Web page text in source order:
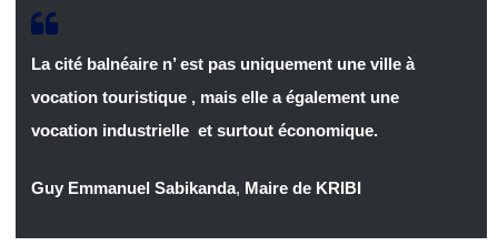
La cité balnéaire n’ est pas uniquement une ville à
vocation touristique , mais elle a également une
vocation industrielle et surtout économique.
Guy Emmanuel Sabikanda, Maire de KRIBI